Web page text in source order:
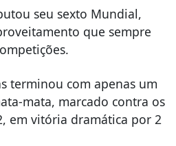
seu sexto Mundial,
que sempre
terminou com apenas um
mata, marcado contra os
em vitória dramática por 2